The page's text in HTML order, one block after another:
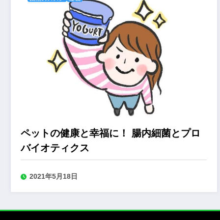
ペットの健康と幸福に！ 腸内細菌とプロ
バイオティクス
2021年5月18日